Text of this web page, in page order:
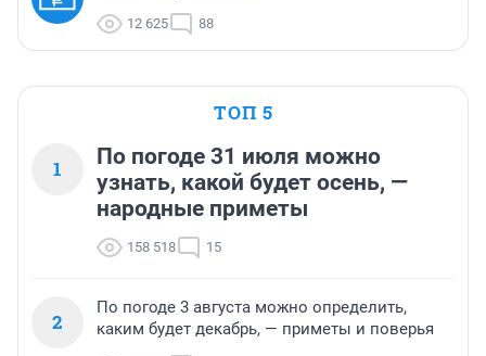
12 625 88
ТОП 5
1
По погоде 31 июля можно
узнать, какой будет осень, —
народные приметы
158 518 15
2
По погоде 3 августа можно определить,
каким будет декабрь, — приметы и поверья